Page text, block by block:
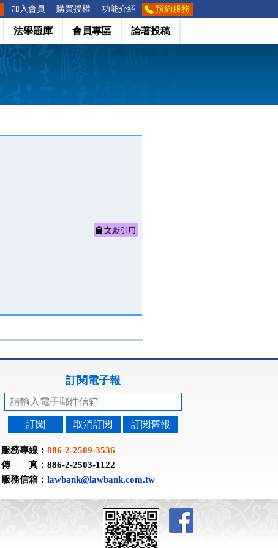
加入會員 購買授權 功能介紹 預約服務
法學題庫 會員專區 論著投稿
文獻引用
訂閱電子報
訂閱 取消訂閱 訂閱舊報
服務專線： 886-2-2509-3536
傳 真：886-2-2503-1122
服務信箱： lawbank@lawbank.com.tw